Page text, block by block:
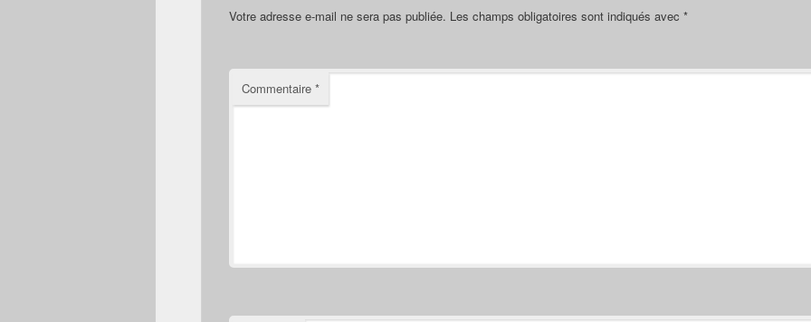
Votre adresse e-mail ne sera pas publiée. Les champs obligatoires sont indiqués avec *
Commentaire *